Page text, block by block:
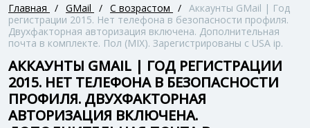
Главная / GMail / С возрастом / Аккаунты GMail | Год
регистрации 2015. Нет телефона в безопасности профиля.
Двухфакторная авторизация включена. Дополнительная
почта в комплекте. Пол (MIX). Зарегистрированы с USA ip.
АККАУНТЫ GMAIL | ГОД РЕГИСТРАЦИИ
2015. НЕТ ТЕЛЕФОНА В БЕЗОПАСНОСТИ
ПРОФИЛЯ. ДВУХФАКТОРНАЯ
АВТОРИЗАЦИЯ ВКЛЮЧЕНА.